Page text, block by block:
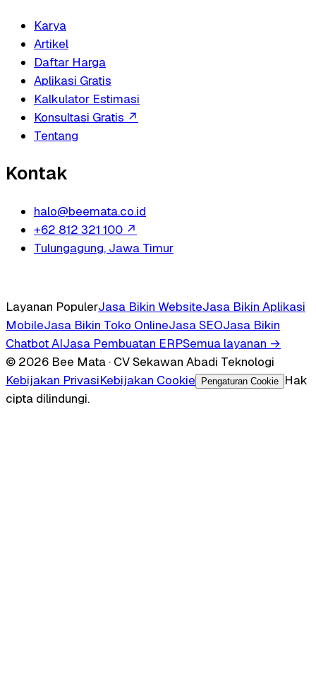
Karya
Artikel
Daftar Harga
Aplikasi Gratis
Kalkulator Estimasi
Konsultasi Gratis ↗
Tentang
Kontak
halo@beemata.co.id
+62 812 321 100 ↗
Tulungagung, Jawa Timur
Layanan PopulerJasa Bikin WebsiteJasa Bikin Aplikasi
MobileJasa Bikin Toko OnlineJasa SEOJasa Bikin
Chatbot AIJasa Pembuatan ERPSemua layanan →
© 2026 Bee Mata · CV Sekawan Abadi Teknologi
Kebijakan PrivasiKebijakan Cookie Pengaturan Cookie
Hak
cipta dilindungi.